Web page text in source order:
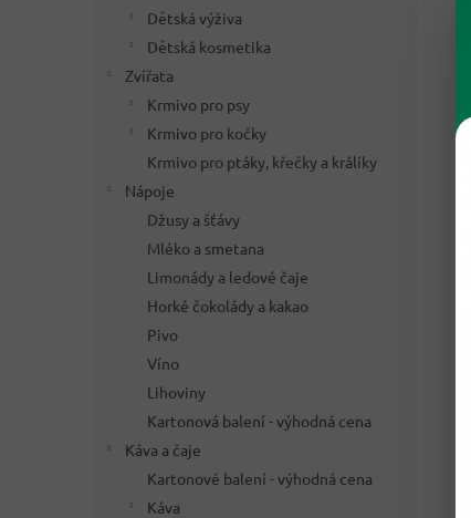
Dětská výživa
Dětská kosmetika
Zvířata
Krmivo pro psy
Krmivo pro kočky
Krmivo pro ptáky, křečky a králíky
Nápoje
Džusy a šťávy
Mléko a smetana
Limonády a ledové čaje
Horké čokolády a kakao
Pivo
Víno
Lihoviny
Kartonová balení - výhodná cena
Káva a čaje
Kartonové balení - výhodná cena
Káva